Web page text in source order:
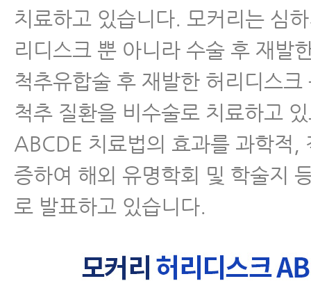
치료하고 있습니다. 모커리는 심
리디스크 뿐 아니라 수술 후 재발
척추유합술 후 재발한 허리디스크
척추 질환을 비수술로 치료하고
ABCDE 치료법의 효과를 과학적,
증하여 해외 유명학회 및 학술지
로 발표하고 있습니다.